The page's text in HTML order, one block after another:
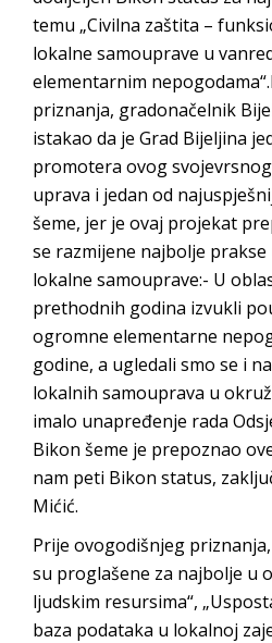
temu „Civilna zaštita –
lokalne samouprave u
elementarnim
priznanja, gradonačelnik
istakao da je Grad Bijeljina
promotera ovog
uprava i jedan od
šeme, jer je ovaj projekat
se razmijene najbolje
lokalne samouprave:- U
prethodnih godina izvukli
ogromne elementarne
godine, a ugledali smo se i
lokalnih samouprava u
imalo unapređenje rada
Bikon šeme je prepoznao
nam peti Bikon status,
Mićić.
Prije ovogodišnjeg
su proglašene za najbolje u
ljudskim resursima“,
baza podataka u lokalnoj